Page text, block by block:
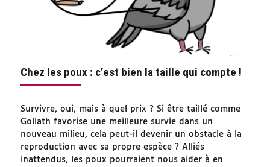
Chez les poux : c’est bien la taille qui compte !
Survivre, oui, mais à quel prix ? Si être taillé comme
Goliath favorise une meilleure survie dans un
nouveau milieu, cela peut-il devenir un obstacle à la
reproduction avec sa propre espèce ? Alliés
inattendus, les poux pourraient nous aider à en